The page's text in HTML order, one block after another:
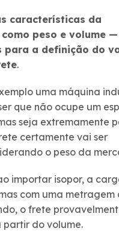
características da
peso e volume
para a definição do
.
uma máquina
que não ocupe um
seja extremamente
certamente vai ser
o peso da
importar isopor, a
com uma metragem
o frete
do volume.